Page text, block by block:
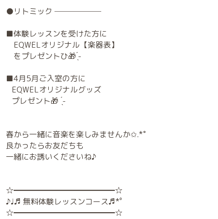
●リトミック ──────
■体験レッスンを受けた方に
EQWELオリジナル【楽器表】
をプレゼントひ🎁 ̖́-
■4月5月ご入室の方に
EQWELオリジナルグッズ
プレゼント🎁 ̖́-
春から一緒に音楽を楽しみませんか✩.*˚
良かったらお友だちも
一緒にお誘いくださいね♪
☆━━━━━━━━━━━━━☆
♪♩♬ 無料体験レッスンコース♬*゜
☆━━━━━━━━━━━━━☆